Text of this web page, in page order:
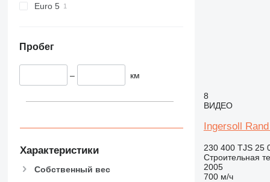
907
914
918
926
930
938
Euro 5
Пробег
– км
Характеристики
Собственный вес
8
ВИДЕО
Ingersoll
230 400 TJS 25
Строительная
2005
700 м/ч